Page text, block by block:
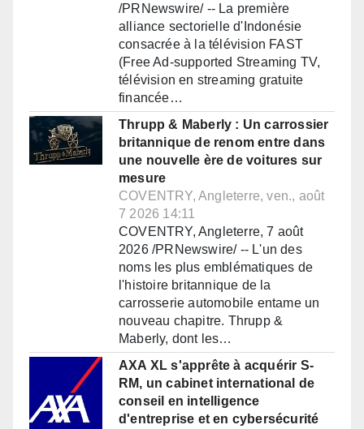
/PRNewswire/ -- La première
alliance sectorielle d'Indonésie
consacrée à la télévision FAST
(Free Ad-supported Streaming TV,
télévision en streaming gratuite
financée…
Thrupp & Maberly : Un carrossier
britannique de renom entre dans
une nouvelle ère de voitures sur
mesure
COVENTRY, Angleterre, ven., août
7 2026 14:11
COVENTRY, Angleterre, 7 août
2026 /PRNewswire/ -- L'un des
noms les plus emblématiques de
l'histoire britannique de la
carrosserie automobile entame un
nouveau chapitre. Thrupp &
Maberly, dont les…
AXA XL s'apprête à acquérir S-
RM, un cabinet international de
conseil en intelligence
d'entreprise et en cybersécurité